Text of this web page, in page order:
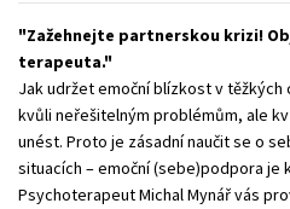
Zažehnejte partnerskou krizi!
terapeuta.
Jak udržet emoční blízkost v
kvůli neřešitelným problémům, ale
unést. Proto je zásadní naučit se o
situacích – emoční (sebe)podpora je
Psychoterapeut Michal Mynář vás